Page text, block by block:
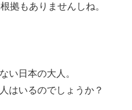
拠もありませんしね。
い日本の大人。
はいるのでしょうか？